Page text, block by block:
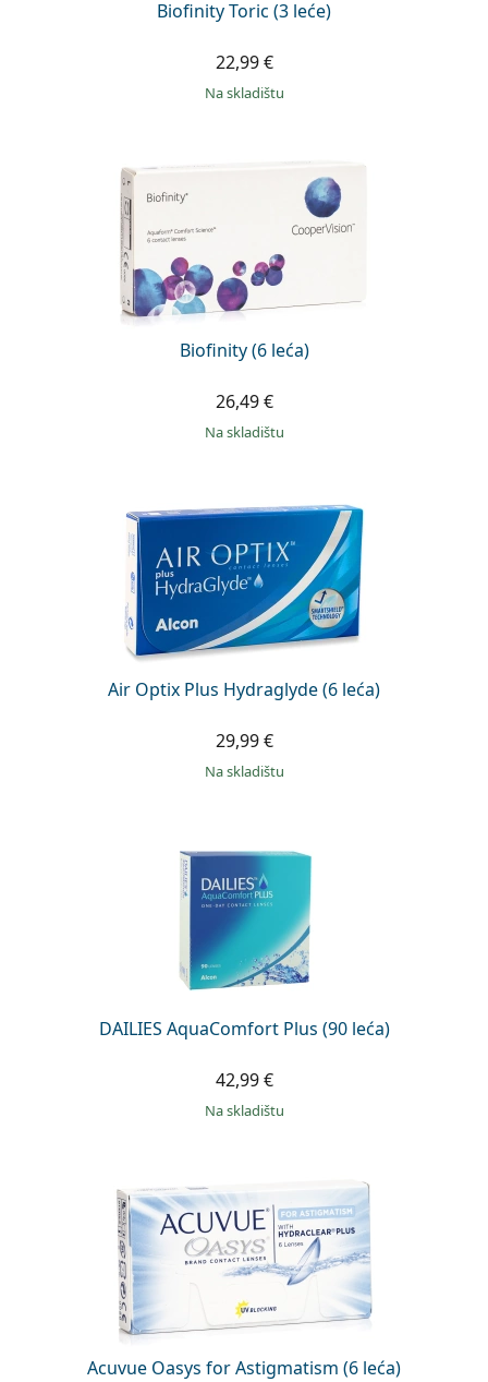
Biofinity Toric (3 leće)
22,99 €
na skladištu
Biofinity (6 leća)
26,49 €
na skladištu
Air Optix Plus Hydraglyde (6 leća)
29,99 €
na skladištu
DAILIES AquaComfort Plus (90 leća)
42,99 €
na skladištu
Acuvue Oasys for Astigmatism (6 leća)